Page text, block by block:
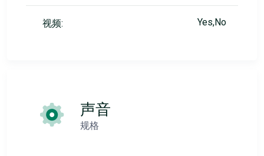
视频: Yes,No
声音
规格